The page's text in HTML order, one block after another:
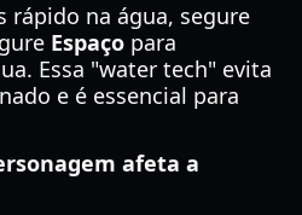
rápido na água, segure
Espaço para
Essa "water tech" evita
e é essencial para
afeta a